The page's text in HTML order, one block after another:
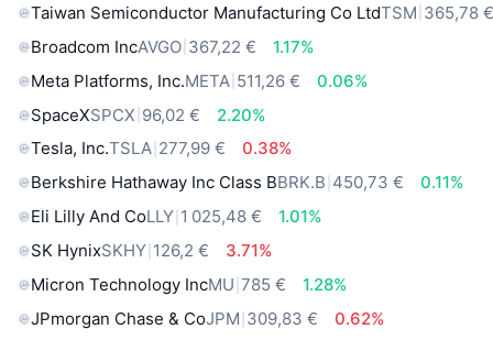
Taiwan Semiconductor Manufacturing Co LtdTSM 365,78
Broadcom IncAVGO 367,22 €
1.17%
Meta Platforms, Inc.META 511,26 €
0.06%
SpaceXSPCX 96,02 €
2.20%
Tesla, Inc.TSLA 277,99 €
0.38%
Berkshire Hathaway Inc Class BBRK.B 450,73 €
0.11%
Eli Lilly And CoLLY 1 025,48 €
1.01%
SK HynixSKHY 126,2 €
3.71%
Micron Technology IncMU 785 €
1.28%
JPmorgan Chase & CoJPM 309,83 €
0.62%